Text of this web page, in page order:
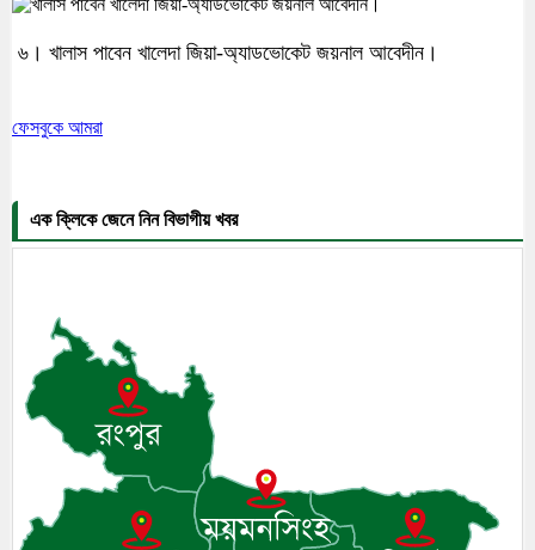
৬। খালাস পাবেন খালেদা জিয়া-অ্যাডভোকেট জয়নাল আবেদীন।
ফেসবুকে আমরা
এক ক্লিকে জেনে নিন বিভাগীয় খবর